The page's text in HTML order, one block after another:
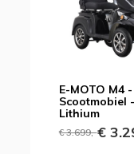
TV
E-MOTO M4
Scootmobiel -
Lithium
€ 3.699,-€